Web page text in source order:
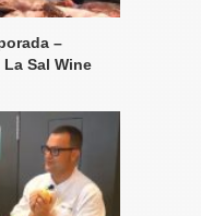
–
La Sal Wine